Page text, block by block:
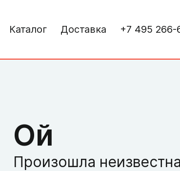
Каталог Доставка +7 495 266-
Ой
Произошла